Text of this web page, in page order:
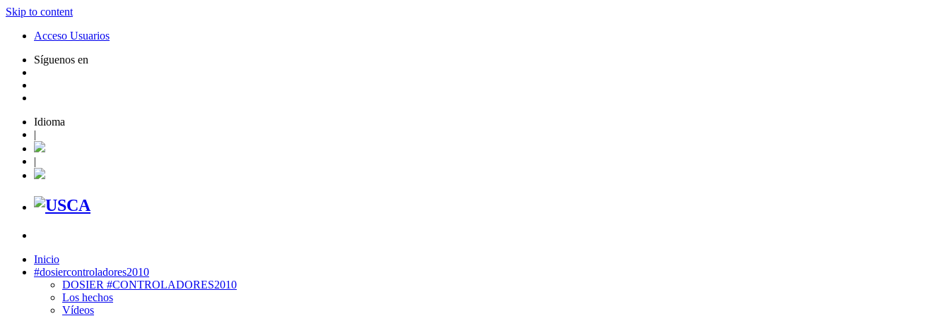
Skip to content
Acceso Usuarios
Síguenos en
Idioma
|
|
Inicio
#dosiercontroladores2010
DOSIER #CONTROLADORES2010
Los hechos
Vídeos